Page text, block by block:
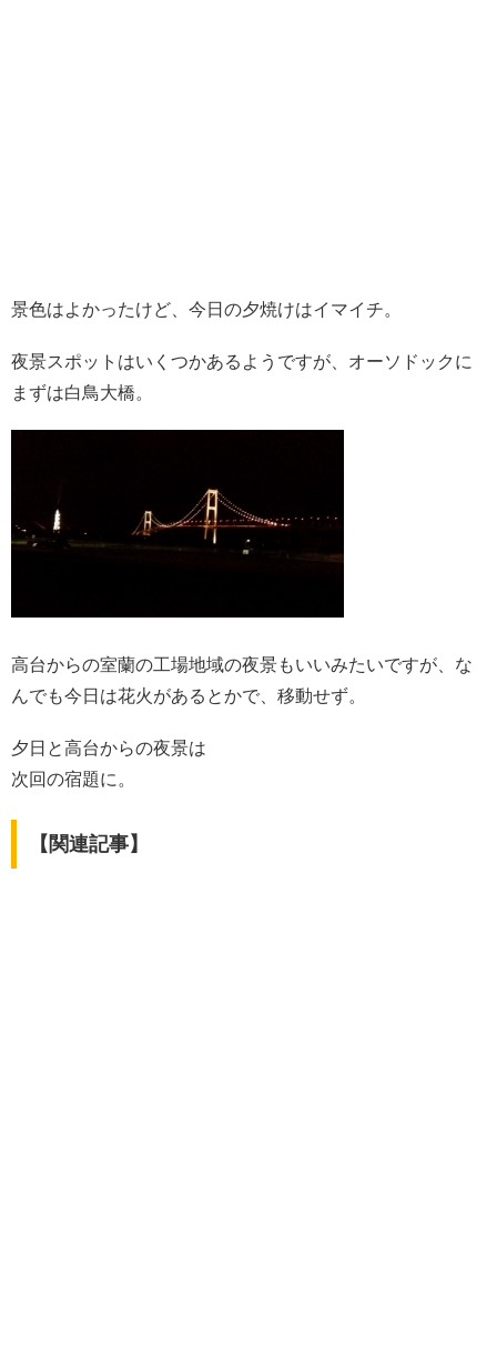
景色はよかったけど、今日の夕焼けはイマイチ。
夜景スポットはいくつかあるようですが、オーソドックに
まずは白鳥大橋。
高台からの室蘭の工場地域の夜景もいいみたいですが、な
んでも今日は花火があるとかで、移動せず。
夕日と高台からの夜景は
次回の宿題に。
【関連記事】